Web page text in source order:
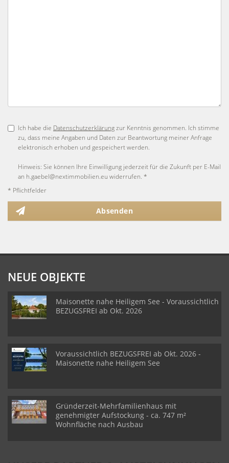
Ich habe die Datenschutzerklärungzur Kenntnis genommen. Ich stimme
zu, dass meine Angaben und Daten zur Beantwortung meiner Anfrage
elektronisch erhoben und gespeichert werden.
Hinweis: Sie können Ihre Einwilligung jederzeit für die Zukunft per E-Mail
an h.gaebel@nextimmobilien.eu widerrufen. *
* Pflichtfelder
Absenden
NEUE OBJEKTE
Maisonette nahe Heiligem See - Voraussichtlich
BEZUGSFREI ab Okt. 2026
Voraussichtlich BEZUGSFREI ab Okt. 2026 -
Maisonette nahe Heiligem See
Gründerzeit-Mehrfamilienhaus mit
genehmigter Aufstockung - ca. 747 m²
Wohnfläche nach Ausbau